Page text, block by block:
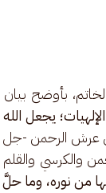
بأوضح بيان
يجعل الله
عرش الرحمن -جل
والكرسي والقلم
من نوره، وما حلَّ